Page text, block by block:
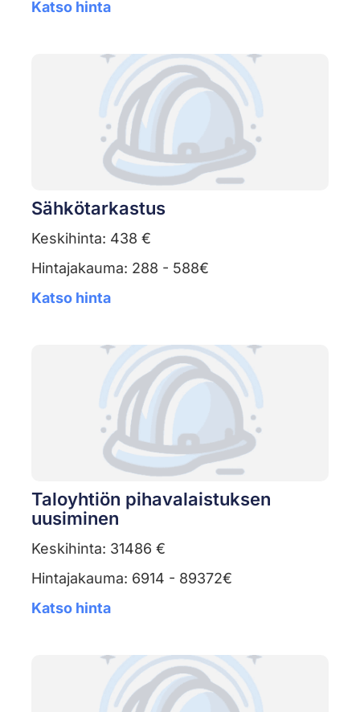
Katso hinta
Sähkötarkastus
Keskihinta: 438 €
Hintajakauma: 288 - 588€
Katso hinta
Taloyhtiön pihavalaistuksen
uusiminen
Keskihinta: 31486 €
Hintajakauma: 6914 - 89372€
Katso hinta